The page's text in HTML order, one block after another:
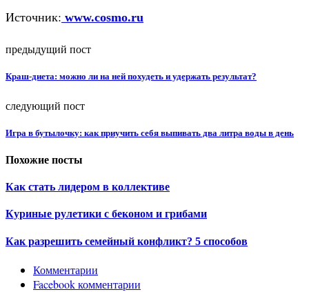
Источник: www.cosmo.ru
предыдущий пост
Краш-диета: можно ли на ней похудеть и удержать результат?
следующий пост
Игра в бутылочку: как приучить себя выпивать два литра воды в день
Похожие посты
Как стать лидером в коллективе
Куриные рулетики с беконом и грибами
Как разрешить семейный конфликт? 5 способов
Комментарии
Facebook комментарии